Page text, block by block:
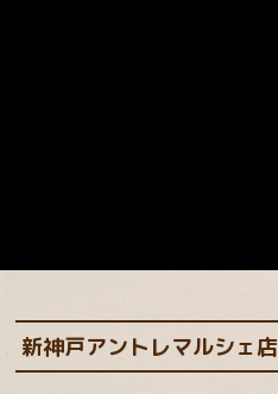
新神戸アントレマルシェ店